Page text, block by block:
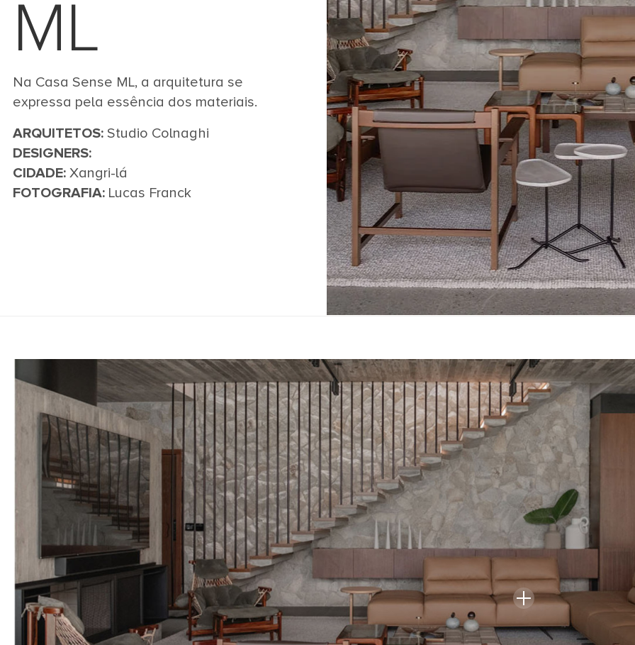
ML
Na Casa Sense ML, a arquitetura se
expressa pela essência dos materiais.
ARQUITETOS:Studio Colnaghi
DESIGNERS:
CIDADE:Xangri-lá
FOTOGRAFIA:Lucas Franck